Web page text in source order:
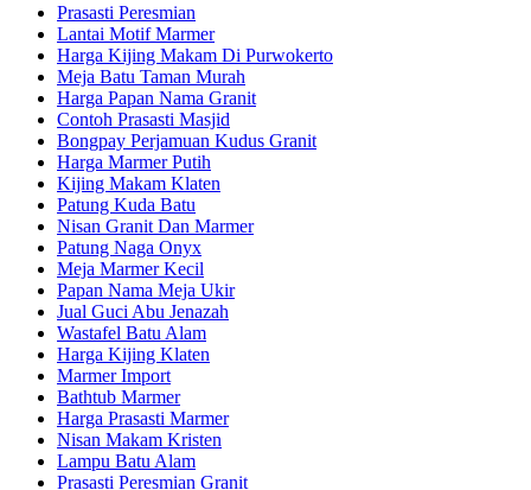
Prasasti Peresmian
Lantai Motif Marmer
Harga Kijing Makam Di Purwokerto
Meja Batu Taman Murah
Harga Papan Nama Granit
Contoh Prasasti Masjid
Bongpay Perjamuan Kudus Granit
Harga Marmer Putih
Kijing Makam Klaten
Patung Kuda Batu
Nisan Granit Dan Marmer
Patung Naga Onyx
Meja Marmer Kecil
Papan Nama Meja Ukir
Jual Guci Abu Jenazah
Wastafel Batu Alam
Harga Kijing Klaten
Marmer Import
Bathtub Marmer
Harga Prasasti Marmer
Nisan Makam Kristen
Lampu Batu Alam
Prasasti Peresmian Granit